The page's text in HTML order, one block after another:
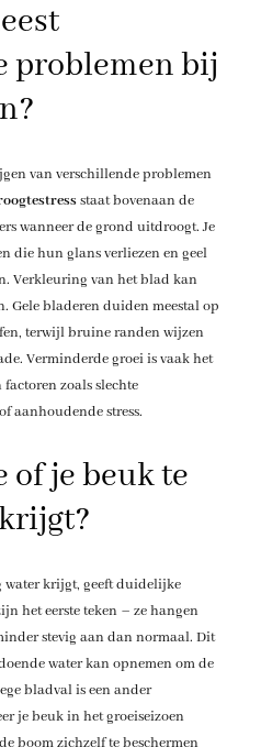
problemen bij
van verschillende problemen
staat bovenaan de
wanneer de grond uitdroogt. Je
die hun glans verliezen en geel
Verkleuring van het blad kan
Gele bladeren duiden meestal op
terwijl bruine randen wijzen
Verminderde groei is vaak het
zoals slechte
aanhoudende stress.
of je beuk te
water krijgt, geeft duidelijke
het eerste teken – ze hangen
stevig aan dan normaal. Dit
water kan opnemen om de
bladval is een ander
je beuk in het groeiseizoen
boom zichzelf te beschermen